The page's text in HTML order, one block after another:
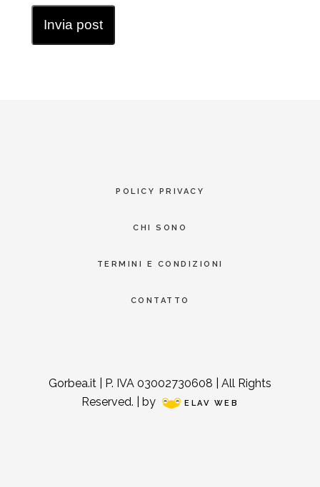
POLICY PRIVACY
CHI SONO
TERMINI E CONDIZIONI
CONTATTO
Gorbea.it | P. IVA 03002730608 | All Rights
Reserved. | by
ELAV WEB